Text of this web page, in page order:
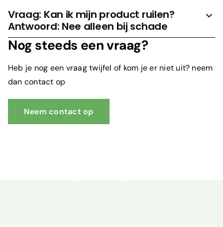
Vraag: Kan ik mijn product ruilen?
Antwoord: Nee alleen bij schade
Nog steeds een vraag?
Heb je nog een vraag twijfel of kom je er niet uit? neem
dan contact op
Neem contact op